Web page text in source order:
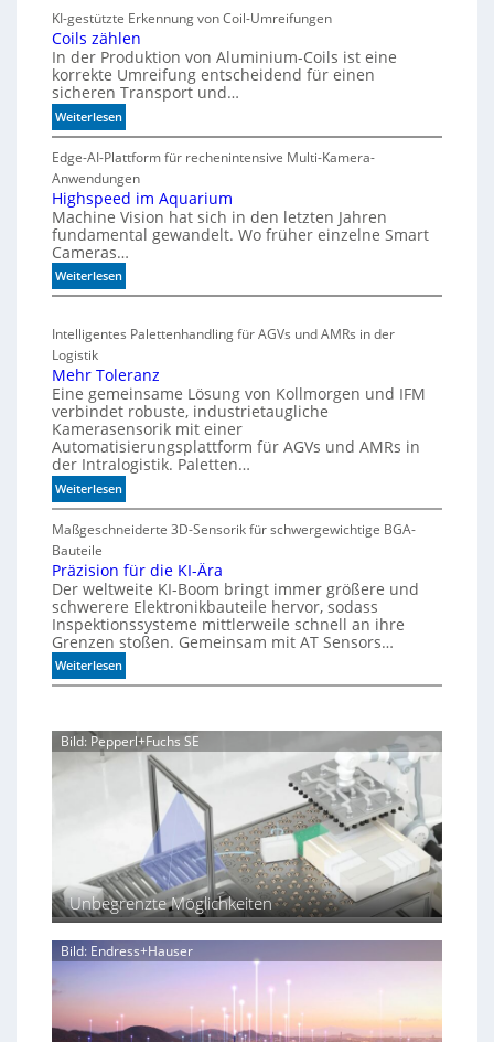
t
t
h
e
m
i
c
h
e
e
e
h
n
n
g
n
k
t
s
t
r
t
ü
r
m
t
v
r
a
b
l
S
t
u
e
r
u
KI-gestützte Erkennung von Coil-Umreifungen
Coils zählen
In der Produktion von Aluminium-Coils ist eine
korrekte Umreifung entscheidend für einen
sicheren Transport und…
Weiterlesen:
C
o
i
l
s
z
ä
h
l
n
Edge-AI-Plattform für rechenintensive Multi-Kamera-
Anwendungen
Highspeed im Aquarium
Machine Vision hat sich in den letzten Jahren
fundamental gewandelt. Wo früher einzelne Smart
Cameras…
Weiterlesen:
H
g
s
p
e
e
d
i
m
A
q
a
r
i
u
m
Intelligentes Palettenhandling für AGVs und AMRs in der
Logistik
Mehr Toleranz
Eine gemeinsame Lösung von Kollmorgen und IFM
verbindet robuste, industrietaugliche
Kamerasensorik mit einer
Automatisierungsplattform für AGVs und AMRs in
der Intralogistik. Paletten…
Weiterlesen:
M
e
r
T
o
l
e
r
a
Maßgeschneiderte 3D-Sensorik für schwergewichtige BGA-
Bauteile
Präzision für die KI-Ära
Der weltweite KI-Boom bringt immer größere und
schwerere Elektronikbauteile hervor, sodass
Inspektionssysteme mittlerweile schnell an ihre
Grenzen stoßen. Gemeinsam mit AT Sensors…
Weiterlesen:
P
z
f
ü
r
d
i
e
-
Bild: Pepperl+Fuchs SE
Unbegrenzte Möglichkeiten
Bild: Endress+Hauser